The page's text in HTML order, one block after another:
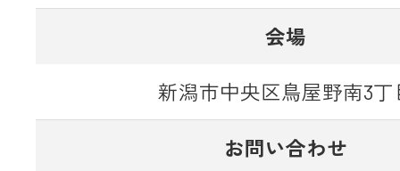
会場
新潟市中央区鳥屋野南3丁
お問い合わせ